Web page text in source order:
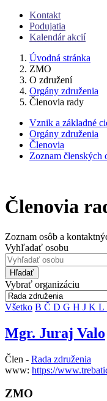
Kontakt
Podujatia
Kalendár akcií
Úvodná stránka
ZMO
O združení
Orgány združenia
Členovia rady
Vznik a základné
Orgány združenia
Členovia
Zoznam členských
Členovia
Zoznam osôb a
Vyhľadať osobu
Hľadať
Vybrať organizáciu
Všetko B Č D G H J K L
Mgr. Juraj Valo
Člen - Rada združenia
www: https://
ZMO